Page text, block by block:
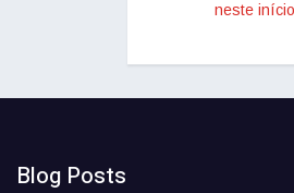
neste
Blog Posts